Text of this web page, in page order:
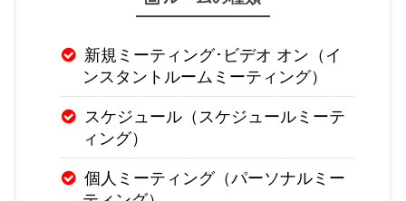
新規ミーティング･ビデオ オン（イ
ンスタントルームミーティング）
スケジュール（スケジュールミーテ
ィング）
個人ミーティング（パーソナルミー